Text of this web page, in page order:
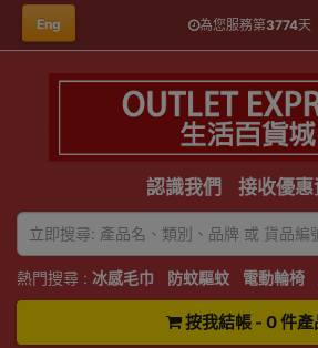
Eng 為您服務第3774天
認識我們 接收優惠
熱門搜尋 : 冰感毛巾 防蚊驅蚊 電動輪椅
按我結帳 - 0 件產